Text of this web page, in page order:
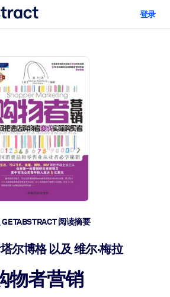
人工智能技能。
的工作时代做好准备。
习、解决实际问题并更快采取行动。
挑战所需的技能。
登录
GETABSTRACT 阅读摘要
尔博格 以及 维尔·梅拉
物者营销